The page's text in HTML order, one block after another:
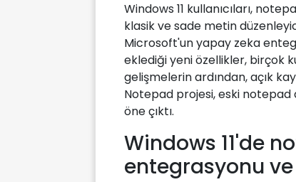
Windows 11 kullanıcıları,
klasik ve sade metin
Microsoft'un yapay zeka
eklediği yeni özellikler, birçok
gelişmelerin ardından, açık
Notepad projesi, eski
öne çıktı.
Windows 11'de
entegrasyonu ve